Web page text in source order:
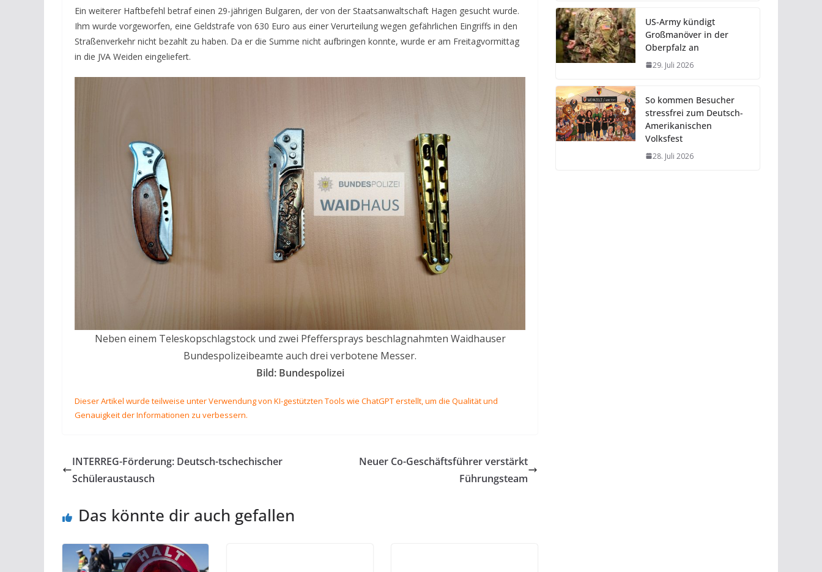
Ein weiterer Haftbefehl betraf einen 29-jährigen Bulgaren, der von der Staatsanwaltschaft Hagen gesucht wurde.
Ihm wurde vorgeworfen, eine Geldstrafe von 630 Euro aus einer Verurteilung wegen gefährlichen Eingriffs in den
Straßenverkehr nicht bezahlt zu haben. Da er die Summe nicht aufbringen konnte, wurde er am Freitagvormittag
in die JVA Weiden eingeliefert.
Neben einem Teleskopschlagstock und zwei Pfeffersprays beschlagnahmten Waidhauser
Bundespolizeibeamte auch drei verbotene Messer.
Bild: Bundespolizei
Dieser Artikel wurde teilweise unter Verwendung von KI-gestützten Tools wie ChatGPT erstellt, um die Qualität und
Genauigkeit der Informationen zu verbessern.
INTERREG-Förderung: Deutsch-tschechischer
Schüleraustausch
Neuer Co-Geschäftsführer verstärkt
Führungsteam
Das könnte dir auch gefallen
US-Army kündigt
Großmanöver in der
Oberpfalz an
29. Juli 2026
So kommen Besucher
stressfrei zum Deutsch-
Amerikanischen
Volksfest
28. Juli 2026